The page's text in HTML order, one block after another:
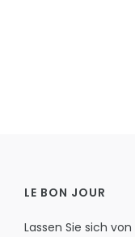
LE BON JOUR
Lassen Sie sich von